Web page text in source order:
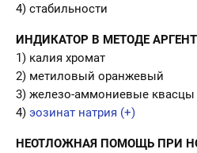
4) стабильности
ИНДИКАТОР В МЕТОДЕ
1) калия хромат
2) метиловый оранжевый
3) железо-аммониевые квасцы
4) эозинат натрия (+)
НЕОТЛОЖНАЯ ПОМОЩЬ ПРИ